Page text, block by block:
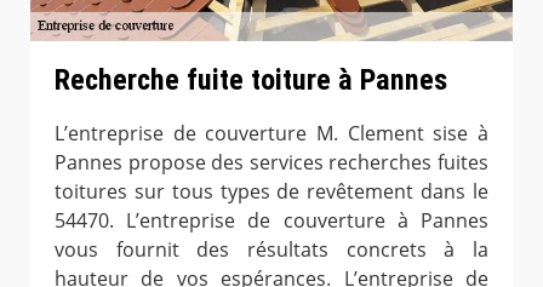
Recherche fuite toiture à Pannes
L’entreprise de couverture M. Clement sise à
Pannes propose des services recherches fuites
toitures sur tous types de revêtement dans le
54470. L’entreprise de couverture à Pannes
vous fournit des résultats concrets à la
hauteur de vos espérances. L’entreprise de